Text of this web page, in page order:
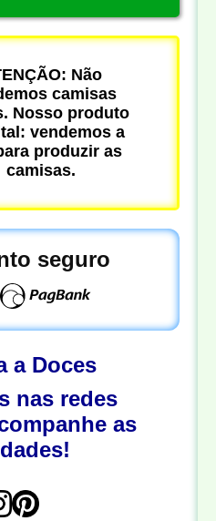
Não
camisas
Nosso produto
vendemos a
produzir as
camisas.
seguro
a Doces
nas redes
as